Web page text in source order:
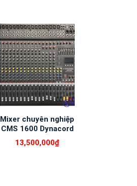
Mixer chuyên nghiệp
CMS 1600 Dynacord
13,500,000₫